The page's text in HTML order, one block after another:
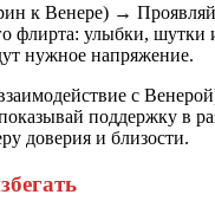
к Венере) →
флирта: улыбки, шутки
нужное напряжение.
с
поддержку в
доверия и близости.